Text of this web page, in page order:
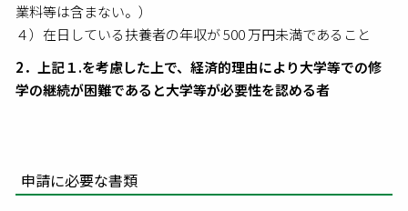
業料等は含まない。）
４）在日している扶養者の年収が 500 万円未満であること
2．上記１.を考慮した上で、経済的理由により大学等での修
学の継続が困難であると大学等が必要性を認める者
申請に必要な書類